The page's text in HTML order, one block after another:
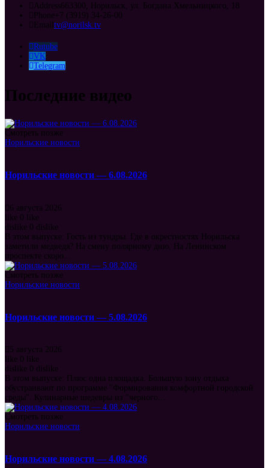
Address663300, Норильск, ул. Богдана Хмельницкого, 18
Phone +7 (3919) 34-26-00
Email tv@norilsk.tv
Rutube
VK
Telegram
Последние видео
Смотреть позже
Норильские новости
Норильские новости — 6.08.2026
6 августа 2026
like 0 like
dislike 0 dislike
В этом выпуске: Гость из тундры. Где в окрестностях Норильска
заметили медведя? На смену полярному дню. На Ленинском
проспекте скоро...
Смотреть позже
Норильские новости
Норильские новости — 5.08.2026
5 августа 2026
like
0
like
dislike
0 dislike
В этом выпуске: Плюс одна площадка. Большую зону отдыха
обустраивают по программе "Формирования комфортной городской
среды". Кулинарные шедевры из "черного...
Смотреть позже
Норильские новости
Норильские новости — 4.08.2026